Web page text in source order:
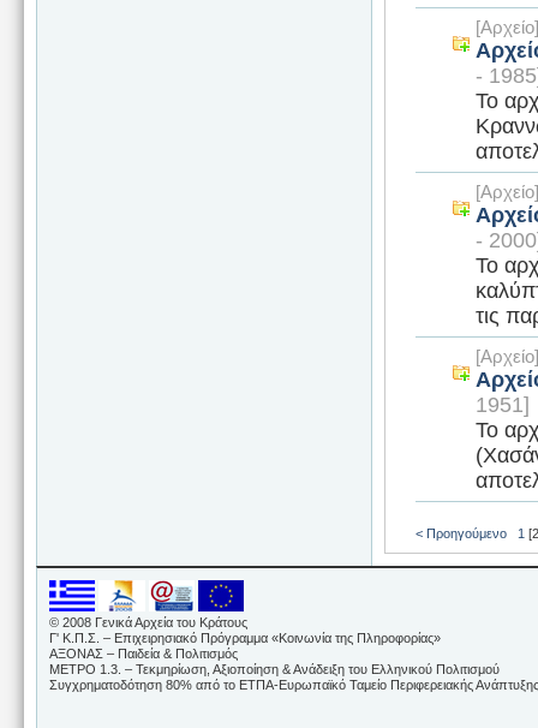
-
Το
-
Το
τις
1951]
Το
< Προηγούμενο 1
© 2008 Γενικά Αρχεία του Κράτους
Γ' Κ.Π.Σ. – Επιχειρησιακό Πρόγραμμα «Κοινωνία της Πληροφορίας»
ΑΞΟΝΑΣ – Παιδεία & Πολιτισμός
ΜΕΤΡΟ 1.3. – Τεκμηρίωση, Αξιοποίηση & Ανάδειξη του Ελληνικού Πολιτισμού
Συγχρηματοδότηση 80% από το ΕΤΠΑ-Ευρωπαϊκό Ταμείο Περιφερειακής